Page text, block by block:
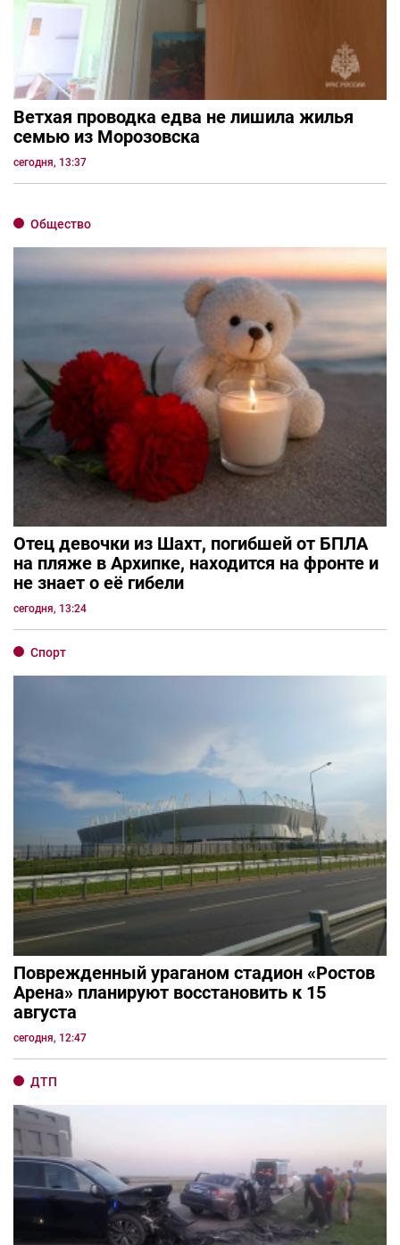
Ветхая проводка едва не лишила жилья
семью из Морозовска
сегодня, 13:37
Общество
Отец девочки из Шахт, погибшей от БПЛА
на пляже в Архипке, находится на фронте и
не знает о её гибели
сегодня, 13:24
Спорт
Поврежденный ураганом стадион «Ростов
Арена» планируют восстановить к 15
августа
сегодня, 12:47
ДТП